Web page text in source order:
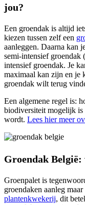
jou?
Een groendak is altijd
kiezen tussen zelf een
aanleggen. Daarna kan
semi-intensief groendak
intensief groendak. Je
maximaal kan zijn en je
groendak wilt terug
Een algemene regel is:
biodiversiteit mogelijk is
wordt. Lees hier meer
Groendak
Groenpalet is
groendaken aanleg
plantenkwekerij, dit